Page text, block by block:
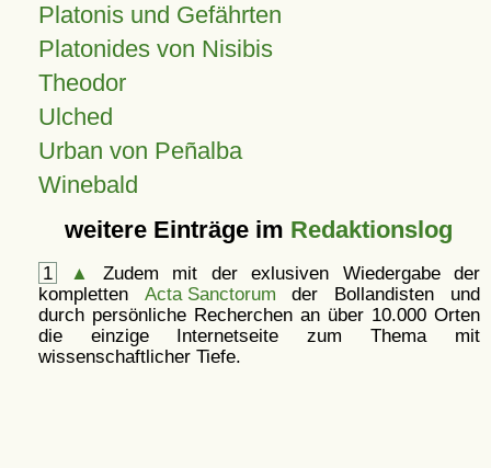
Platonis und Gefährten
Platonides von Nisibis
Theodor
Ulched
Urban von Peñalba
Winebald
weitere Einträge im Redaktionslog
1 ▲
Zudem mit der exlusiven Wiedergabe der
kompletten Acta Sanctorum der Bollandisten und
durch persönliche Recherchen an über 10.000 Orten
die einzige Internetseite zum Thema mit
wissenschaftlicher Tiefe.